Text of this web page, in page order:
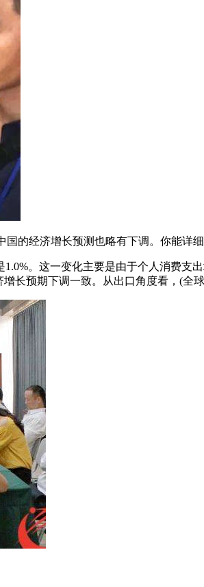
的经济增长预测也略有下调。你能详
。这一变化主要是由于个人消费
长预期下调一致。从出口角度看，(全